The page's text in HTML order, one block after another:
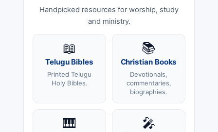
Handpicked resources for worship, study
and ministry.
📖
Telugu Bibles
Printed Telugu
Holy Bibles.
📚
Christian Books
Devotionals,
commentaries,
biographies.
🎹 🎤